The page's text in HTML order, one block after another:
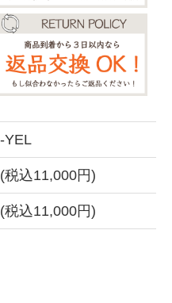
YEL
税込11,000円)
税込11,000円)